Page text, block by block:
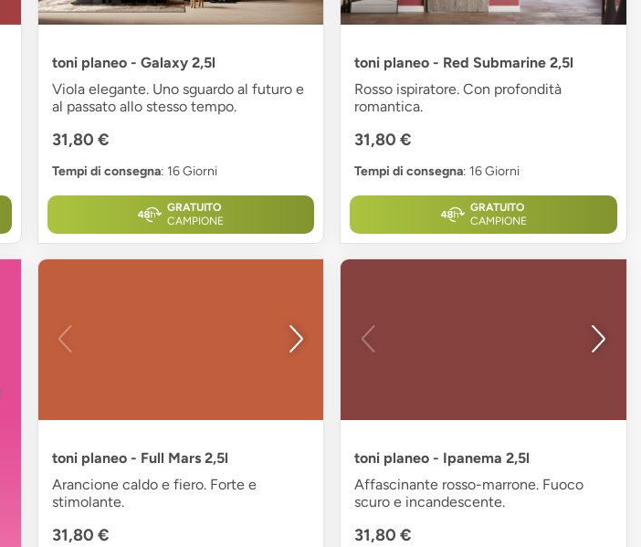
toni planeo - Galaxy 2,5l
Viola elegante. Uno sguardo al futuro e
al passato allo stesso tempo.
31,80 €
Tempi di consegna: 16 Giorni
GRATUITO
CAMPIONE
toni planeo - Red Submarine 2,5l
Rosso ispiratore. Con profondità
romantica.
31,80 €
Tempi di consegna: 16 Giorni
GRATUITO
CAMPIONE
toni planeo - Full Mars 2,5l
Arancione caldo e fiero. Forte e
stimolante.
31,80 €
toni planeo - Ipanema 2,5l
Affascinante rosso-marrone. Fuoco
scuro e incandescente.
31,80 €